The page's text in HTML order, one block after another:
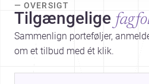
— OVERSIGT
Tilgængelige
Sammenlign porteføljer,
om et tilbud med ét klik.